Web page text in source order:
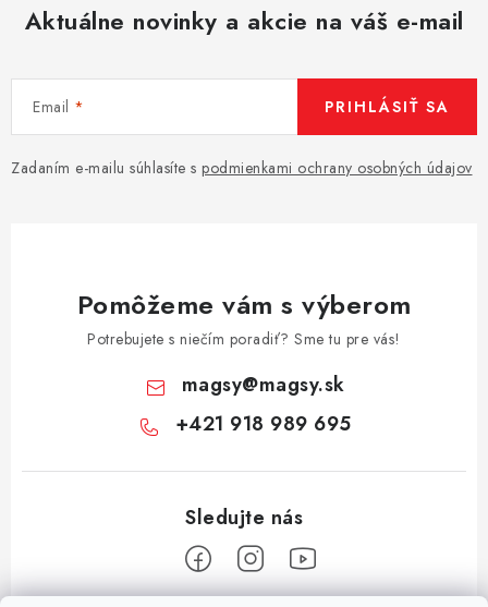
Aktuálne novinky a akcie na váš e-mail
Email
Zadaním e-mailu súhlasíte s podmienkami ochrany osobných údajov
PRIHLÁSIŤ SA
Pomôžeme vám s výberom
Potrebujete s niečím poradiť? Sme tu pre vás!
magsy@magsy.sk
+421 918 989 695